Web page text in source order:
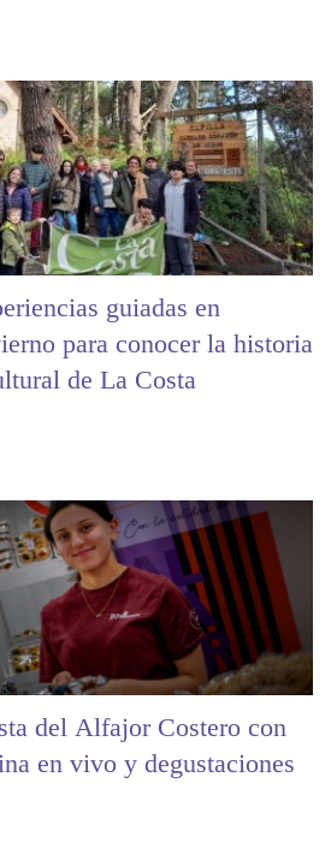
guiadas en
para conocer la historia
de La Costa
en vivo y degustaciones